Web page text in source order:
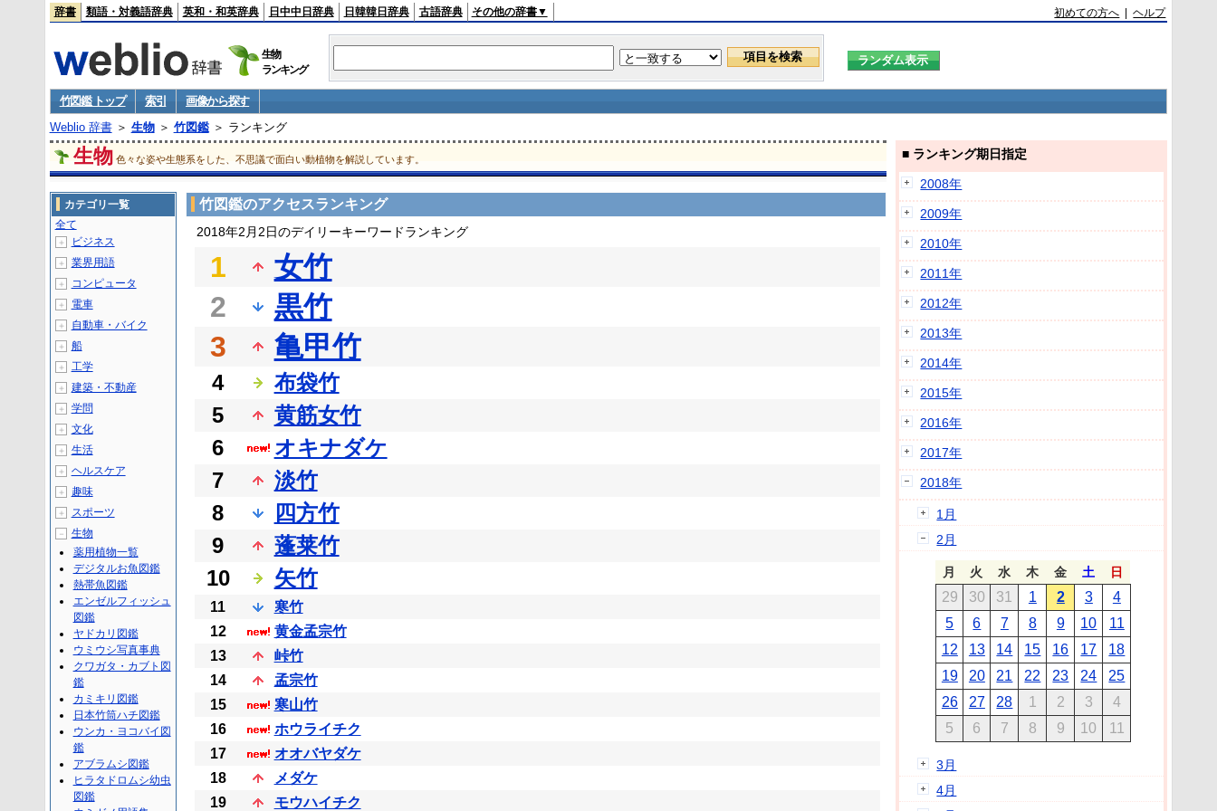
辞書 類語・対義語辞典 英和・和英辞典 日中中日辞典 日韓韓日辞典 古語辞典 その他の辞書▼ 初めての方へ |ヘルプ
生物
ランキング
竹図鑑 トップ 索引
画像から探す
Weblio 辞書＞ 生物＞ 竹図鑑＞ ランキング
生物 色々な姿や生態系をした、不思議で面白い動植物を解説しています。
竹図鑑のアクセスランキング
2018年2月2日のデイリーキーワードランキング
1
女竹
2
黒竹
3
亀甲竹
4
布袋竹
5
黄筋女竹
6
オキナダケ
7
淡竹
8
四方竹
9
蓬莱竹
10
矢竹
11
寒竹
12
黄金孟宗竹
13
峠竹
14
孟宗竹
15
寒山竹
16
ホウライチク
17
オオバヤダケ
18
メダケ
19
モウハイチク
カテゴリ一覧
全て
＋ ビジネス
＋ 業界用語
＋ コンピュータ
＋ 電車
＋ 自動車・バイク
＋ 船
＋ 工学
＋ 建築・不動産
＋ 学問
＋ 文化
＋ 生活
＋ ヘルスケア
＋ 趣味
＋ スポーツ
－
生物
薬用植物一覧
デジタルお魚図鑑
熱帯魚図鑑
エンゼルフィッシュ
図鑑
ヤドカリ図鑑
ウミウシ写真事典
クワガタ・カブト図
鑑
カミキリ図鑑
日本竹筒ハチ図鑑
ウンカ・ヨコバイ図
鑑
アブラムシ図鑑
ヒラタドロムシ幼虫
図鑑
■ ランキング期日指定
2008年
2009年
2010年
2011年
2012年
2013年
2014年
2015年
2016年
2017年
2018年
1月
2月
月 火 水 木 金 土 日
29 30 31 1 2 3
4
5
6 7 8 9 10
11
12
13 14 15 16 17
18
19
20 21 22 23 24
25
26
27 28 1 2 3
4
5
6 7 8 9 10 11
3月
4月